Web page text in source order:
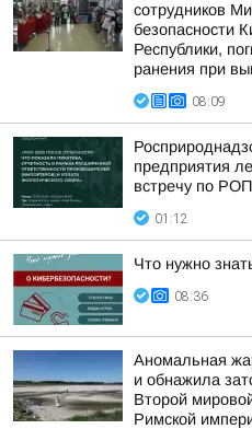
сотрудников
безопасности
Республики,
ранения при
08:09
предприятия
встречу по
01:12
Что нужно
08:36
Аномальная
и обнажила
Второй
Римской